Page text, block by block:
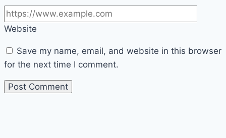
Website
Save my name, email, and website in this browser
for the next time I comment.